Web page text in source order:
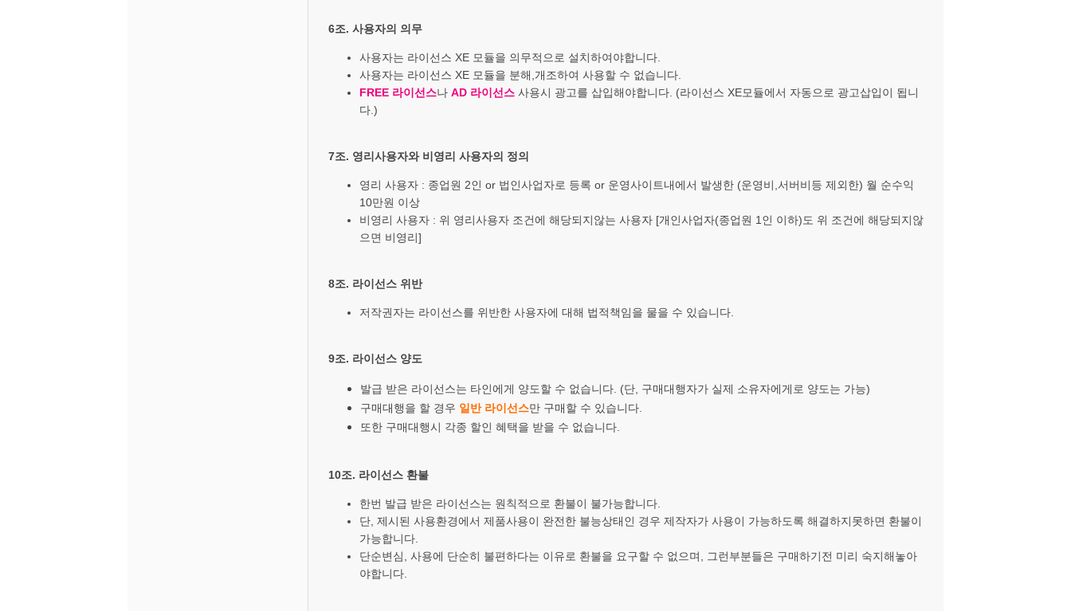
6조. 사용자의 의무
사용자는 라이선스 XE 모듈을 의무적으로 설치하여야합니다.
사용자는 라이선스 XE 모듈을 분해,개조하여 사용할 수 없습니다.
FREE 라이선스나 AD 라이선스 사용시 광고를 삽입해야합니다. (라이선스 XE모듈에서 자동으로 광고삽입이 됩니
다.)
7조. 영리사용자와 비영리 사용자의 정의
영리 사용자 : 종업원 2인 or 법인사업자로 등록 or 운영사이트내에서 발생한 (운영비,서버비등 제외한) 월 순수익
10만원 이상
비영리 사용자 : 위 영리사용자 조건에 해당되지않는 사용자 [개인사업자(종업원 1인 이하)도 위 조건에 해당되지않
으면 비영리]
8조. 라이선스 위반
저작권자는 라이선스를 위반한 사용자에 대해 법적책임을 물을 수 있습니다.
9조. 라이선스 양도
발급 받은 라이선스는 타인에게 양도할 수 없습니다. (단, 구매대행자가 실제 소유자에게로 양도는 가능)
구매대행을 할 경우 일반 라이선스만 구매할 수 있습니다.
또한 구매대행시 각종 할인 혜택을 받을 수 없습니다.
10조. 라이선스 환불
한번 발급 받은 라이선스는 원칙적으로 환불이 불가능합니다.
단, 제시된 사용환경에서 제품사용이 완전한 불능상태인 경우 제작자가 사용이 가능하도록 해결하지못하면 환불이
가능합니다.
단순변심, 사용에 단순히 불편하다는 이유로 환불을 요구할 수 없으며, 그런부분들은 구매하기전 미리 숙지해놓아
야합니다.